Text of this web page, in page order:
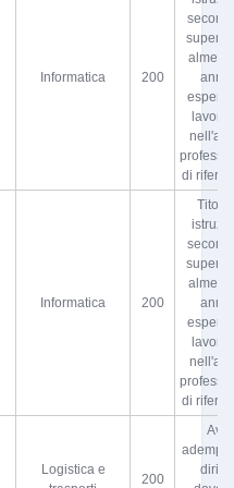
Informatica 200
anni
di
Informatica 200
Titolo
anni
di
Logistica e
200
Aver